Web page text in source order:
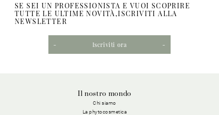
SE SEI UN PROFESSIONISTA E VUOI SCOPRIRE
TUTTE LE ULTIME NOVITÀ,ISCRIVITI ALLA
NEWSLETTER
Iscriviti ora
Il nostro mondo
Chi siamo
La phytocosmetica